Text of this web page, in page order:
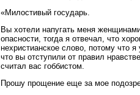
«Милостивый государь.
Вы хотели напугать меня
опасности, тогда я отвечал, что
нехристианское слово, потому что
что вы отступили от правил
считал вас гоббистом.
Прошу прощение еще за мое